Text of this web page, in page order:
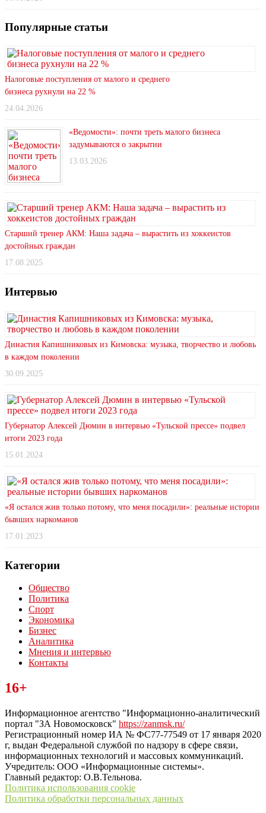
Популярные статьи
Налоговые поступления от малого и среднего
бизнеса рухнули на 22 %
24.04.2026
«Ведомости»: почти треть малого бизнеса
задумываются о закрытии
13.03.2026
Старший тренер АКМ: Наша задача – вырастить из хоккеистов
достойных граждан
17.08.2025
Интервью
Династия Капишниковых из Кимовска: музыка, творчество и любовь
в каждом поколении
30.09.2025
Губернатор Алексей Дюмин в интервью «Тульской прессе» подвел
итоги 2023 года
15.01.2024
«Я остался жив только потому, что меня посадили»: реальные истории
бывших наркоманов
17.01.2023
Категории
Общество
Политика
Спорт
Экономика
Бизнес
Аналитика
Мнения и интервью
Контакты
Читайте последние новости дня в Тульской области на сайте
“ЗаНовомосковск”
16+
Информационное агентство "Информационно-аналитический
портал "ЗА Новомосковск" https://zanmsk.ru/
Регистрационный номер ИА № ФС77-77549 от 17 января 2020
г, выдан Федеральной службой по надзору в сфере связи,
информационных технологий и массовых коммуникаций.
Учредитель: ООО «Информационные системы».
Главный редактор: О.В.Тельнова.
Политика использования cookie
Политика обработки персональных данных